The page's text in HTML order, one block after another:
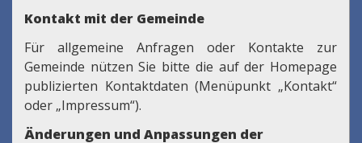
Kontakt mit der Gemeinde
Für allgemeine Anfragen oder Kontakte zur
Gemeinde nützen Sie bitte die auf der Homepage
publizierten Kontaktdaten (Menüpunkt „Kontakt“
oder „Impressum“).
Änderungen und Anpassungen der